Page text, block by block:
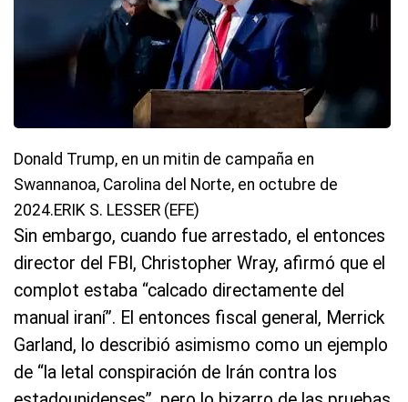
Donald Trump, en un mitin de campaña en
Swannanoa, Carolina del Norte, en octubre de
2024.ERIK S. LESSER (EFE)
Sin embargo, cuando fue arrestado, el entonces
director del FBI, Christopher Wray, afirmó que el
complot estaba “calcado directamente del
manual iraní”. El entonces fiscal general, Merrick
Garland, lo describió asimismo como un ejemplo
de “la letal conspiración de Irán contra los